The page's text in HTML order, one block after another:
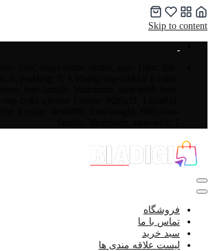
Skip to content
فروشگاه
تماس با ما
سبد خرید
لیست علاقه مندی ها